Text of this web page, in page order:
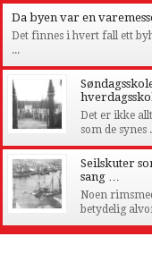
Da byen var en
Det finnes i hvert fall ett
...
Det er ikke
som de synes
Seilskuter
sang …
Noen
betydelig